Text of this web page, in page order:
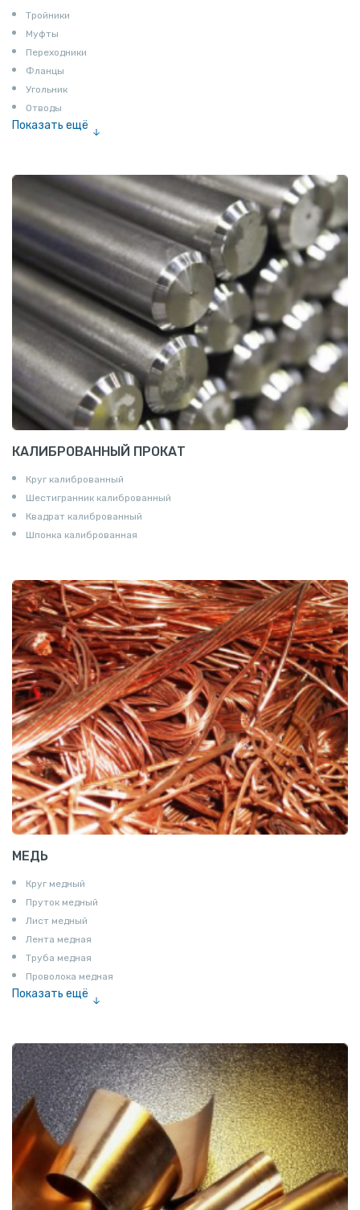
Тройники
Муфты
Переходники
Фланцы
Угольник
Отводы
Показать ещё
Соединение «американка»
Штуцеры
Сгоны
Удлинители для труб
Крестовины
Контргайки
КАЛИБРОВАННЫЙ ПРОКАТ
Круг калиброванный
Шестигранник калиброванный
Квадрат калиброванный
Шпонка калиброванная
МЕДЬ
Круг медный
Пруток медный
Лист медный
Лента медная
Труба медная
Проволока медная
Показать ещё